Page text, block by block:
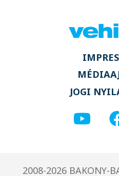
JOGI
2008-2026 BAKONY-